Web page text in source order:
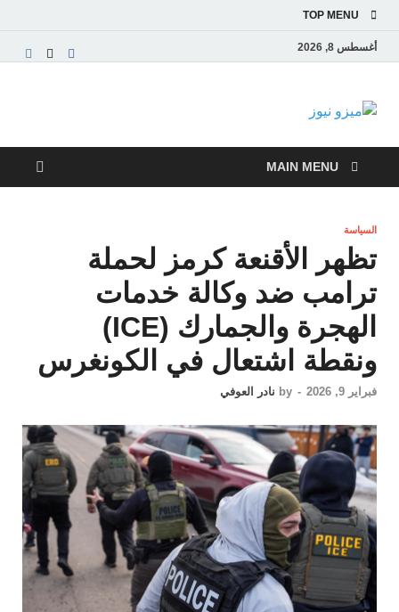
TOP MENU
أغسطس 8, 2026
ميزو نيوز
والاقتصادية
MAIN MENU
السياسة
تظهر الأقنعة كرمز لحملة
ترامب ضد وكالة خدمات
الهجرة والجمارك (ICE)
ونقطة اشتعال في الكونغرس
فبراير 9, 2026 -
by نادر العوفي